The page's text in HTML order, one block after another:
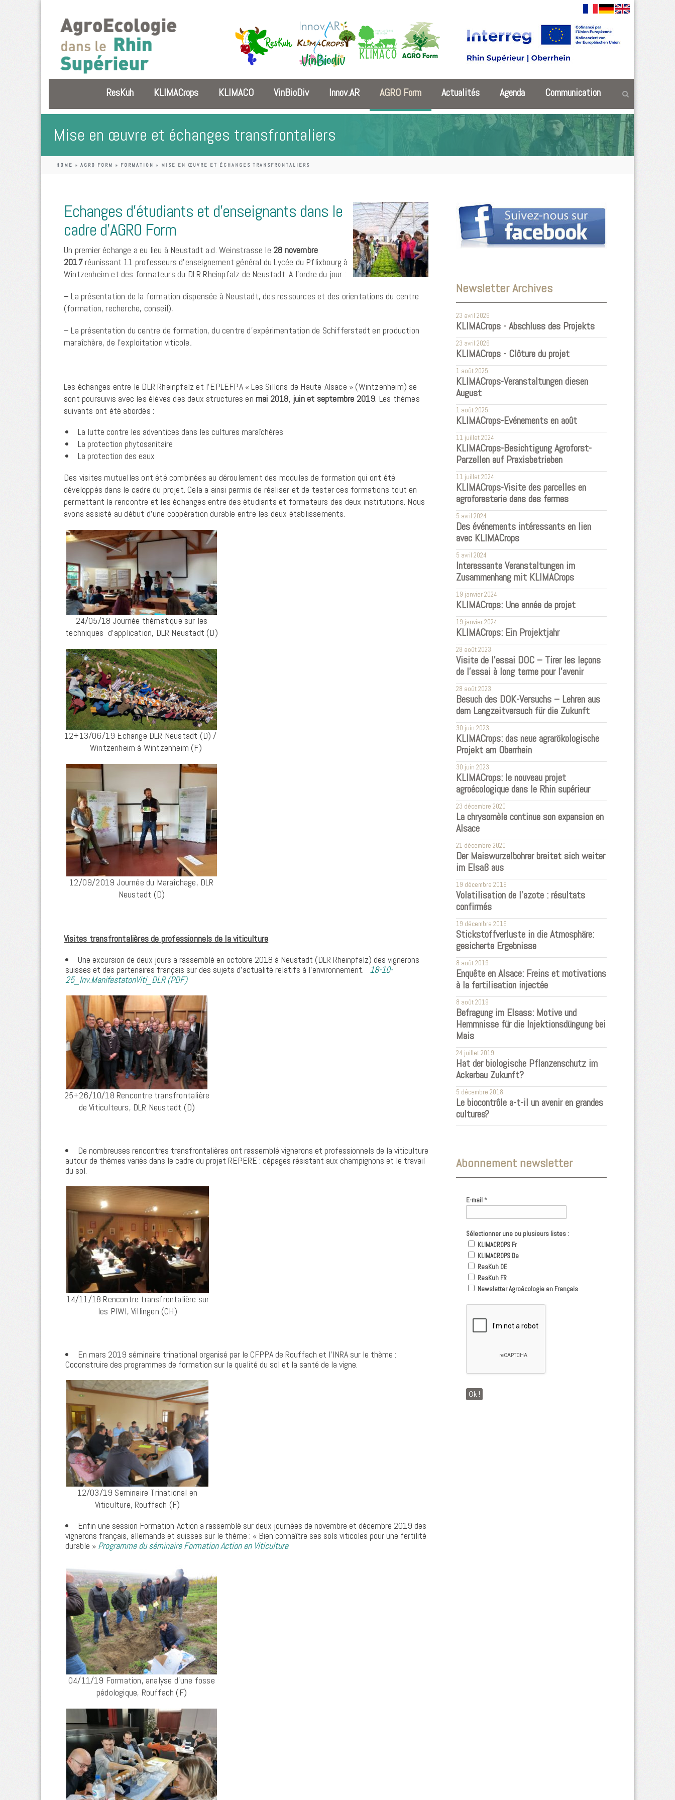
ResKuh KLIMACrops KLIMACO VinBioDiv Innov.AR AGRO Form Actualités Agenda Communication
Mise en œuvre et échanges transfrontaliers
HOME » AGRO FORM » FORMATION » MISE EN ŒUVRE ET ÉCHANGES TRANSFRONTALIERS
Echanges d’étudiants et d’enseignants dans le
cadre d’AGRO Form
Un premier échange a eu lieu à Neustadt a.d. Weinstrasse le 28 novembre
2017réunissant 11 professeurs d’enseignement général du Lycée du Pflixbourg à
Wintzenheim et des formateurs du DLR Rheinpfalz de Neustadt. A l’ordre du jour :
– La présentation de la formation dispensée à Neustadt, des ressources et des orientations du centre
(formation, recherche, conseil),
– La présentation du centre de formation, du centre d’expérimentation de Schifferstadt en production
maraîchère, de l’exploitation viticole.
Les échanges entre le DLR Rheinpfalz et l’EPLEFPA « Les Sillons de Haute-Alsace » (Wintzenheim) se
sont poursuivis avec les élèves des deux structures enmai 2018, juin et septembre 2019. Les thèmes
suivants ont été abordés :
La lutte contre les adventices dans les cultures maraîchères
La protection phytosanitaire
La protection des eaux
Des visites mutuelles ont été combinées au déroulement des modules de formation qui ont été
développés dans le cadre du projet. Cela a ainsi permis de réaliser et de tester ces formations tout en
permettant la rencontre et les échanges entre des étudiants et formateurs des deux institutions. Nous
avons assisté au début d’une coopération durable entre les deux établissements.
24/05/18 Journée thématique sur les
techniques d’application, DLR Neustadt (D)
12+13/06/19 Echange DLR Neustadt (D) /
Wintzenheim à Wintzenheim (F)
12/09/2019 Journée du Maraîchage, DLR
Neustadt (D)
Visites transfrontalières de professionnels de la viticulture
Une excursion de deux jours a rassemblé en octobre 2018 à Neustadt (DLR Rheinpfalz) des vignerons
suisses et des partenaires français sur des sujets d’actualité relatifs à l’environnement. 18-10-
25_Inv.ManifestatonViti_DLR (PDF)
25+26/10/18 Rencontre transfrontalière
de Viticulteurs, DLR Neustadt (D)
De nombreuses rencontres transfrontalières ont rassemblé vignerons et professionnels de la viticulture
autour de thèmes variés dans le cadre du projet REPERE : cépages résistant aux champignons et le travail
du sol.
14/11/18 Rencontre transfrontalière sur
les PIWI, Villingen (CH)
En mars 2019 séminaire trinational organisé par le CFPPA de Rouffach et l’INRA sur le thème :
Coconstruire des programmes de formation sur la qualité du sol et la santé de la vigne.
12/03/19 Seminaire Trinational en
Viticulture, Rouffach (F)
Enfin une session Formation-Action a rassemblé sur deux journées de novembre et décembre 2019 des
vignerons français, allemands et suisses sur le thème : « Bien connaître ses sols viticoles pour une fertilité
durable » Programme du séminaire Formation Action en Viticulture
04/11/19 Formation, analyse d’une fosse
pédologique, Rouffach (F)
Newsletter Archives
23 avril 2026
KLIMACrops - Abschluss des Projekts
23 avril 2026
KLIMACrops - Clôture du projet
1 août 2025
KLIMACrops-Veranstaltungen diesen
August
1 août 2025
KLIMACrops-Evénements en août
11 juillet 2024
KLIMACrops-Besichtigung Agroforst-
Parzellen auf Praxisbetrieben
11 juillet 2024
KLIMACrops-Visite des parcelles en
agroforesterie dans des fermes
5 avril 2024
Des événements intéressants en lien
avec KLIMACrops
5 avril 2024
Interessante Veranstaltungen im
Zusammenhang mit KLIMACrops
19 janvier 2024
KLIMACrops: Une année de projet
19 janvier 2024
KLIMACrops: Ein Projektjahr
28 août 2023
Visite de l'essai DOC – Tirer les leçons
de l'essai à long terme pour l'avenir
28 août 2023
Besuch des DOK-Versuchs – Lehren aus
dem Langzeitversuch für die Zukunft
30 juin 2023
KLIMACrops: das neue agrarökologische
Projekt am Oberrhein
30 juin 2023
KLIMACrops: le nouveau projet
agroécologique dans le Rhin supérieur
23 décembre 2020
La chrysomèle continue son expansion en
Alsace
21 décembre 2020
Der Maiswurzelbohrer breitet sich weiter
im Elsaß aus
19 décembre 2019
Volatilisation de l'azote : résultats
confirmés
19 décembre 2019
Stickstoffverluste in die Atmosphäre:
gesicherte Ergebnisse
8 août 2019
Enquête en Alsace: Freins et motivations
à la fertilisation injectée
8 août 2019
Befragung im Elsass: Motive und
Hemmnisse für die Injektionsdüngung bei
Mais
24 juillet 2019
Hat der biologische Pflanzenschutz im
Ackerbau Zukunft?
5 décembre 2018
Le biocontrôle a-t-il un avenir en grandes
cultures?
Abonnement newsletter
E-mail *
Sélectionner une ou plusieurs listes :
KLIMACROPS Fr
KLIMACROPS De
ResKuh DE
ResKuh FR
Newsletter Agroécologie en Français